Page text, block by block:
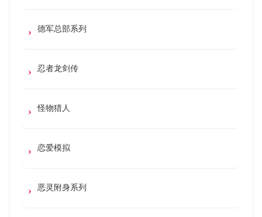
德军总部系列
忍者龙剑传
怪物猎人
恋爱模拟
恶灵附身系列